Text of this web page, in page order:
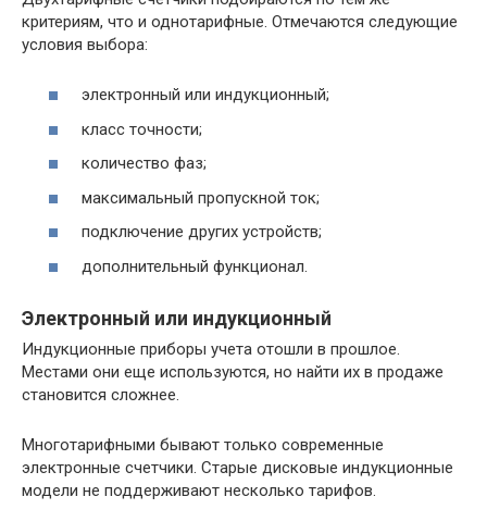
критериям, что и однотарифные. Отмечаются следующие
условия выбора:
электронный или индукционный;
класс точности;
количество фаз;
максимальный пропускной ток;
подключение других устройств;
дополнительный функционал.
Электронный или индукционный
Индукционные приборы учета отошли в прошлое.
Местами они еще используются, но найти их в продаже
становится сложнее.
Многотарифными бывают только современные
электронные счетчики. Старые дисковые индукционные
модели не поддерживают несколько тарифов.